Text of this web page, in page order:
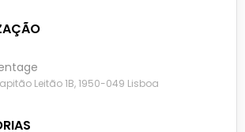
Leitão 1B, 1950-049 Lisboa